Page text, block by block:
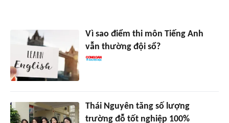
Vì sao điểm thi môn Tiếng Anh
vẫn thường đội sổ?
Thái Nguyên tăng số lượng
trường đỗ tốt nghiệp 100%